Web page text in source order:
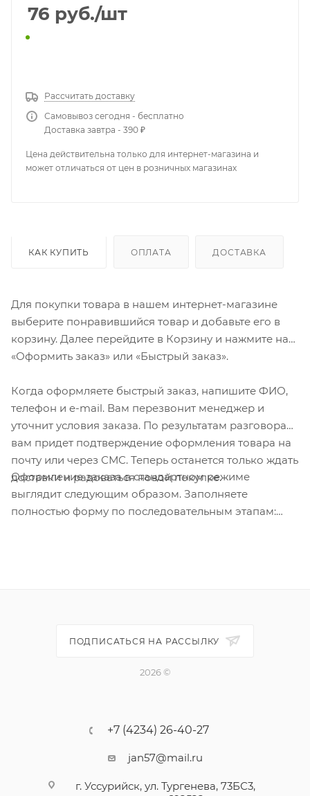
76 руб./шт
Рассчитать доставку
Самовывоз сегодня - бесплатно
Доставка завтра - 390 ₽
Цена действительна только для интернет-магазина и
может отличаться от цен в розничных магазинах
КАК КУПИТЬ ОПЛАТА ДОСТАВКА
Для покупки товара в нашем интернет-магазине
выберите понравившийся товар и добавьте его в
корзину. Далее перейдите в Корзину и нажмите на
«Оформить заказ» или «Быстрый заказ».
Когда оформляете быстрый заказ, напишите ФИО,
телефон и e-mail. Вам перезвонит менеджер и
уточнит условия заказа. По результатам разговора
вам придет подтверждение оформления товара на
почту или через СМС. Теперь останется только ждать
доставки и радоваться новой покупке.
Оформление заказа в стандартном режиме
выглядит следующим образом. Заполняете
полностью форму по последовательным этапам:
ПОДПИСАТЬСЯ НА РАССЫЛКУ
2026 ©
+7 (4234) 26-40-27
jan57@mail.ru
г. Уссурийск, ул. Тургенева, 73БС3,